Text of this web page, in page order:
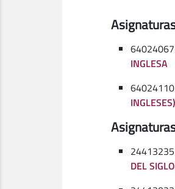
INGLESA
INGLESES)
DEL